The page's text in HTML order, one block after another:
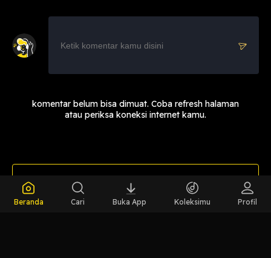
komentar belum bisa dimuat. Coba refresh halaman
atau periksa koneksi internet kamu.
LIHAT EPISODE LAIN
Beranda
Cari Buka App Koleksimu Profil